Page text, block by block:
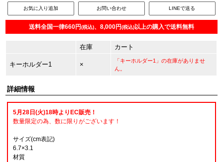
お気に入り追加 お問い合わせ LINEで送る
送料全国一律660円(税込)、8,000円(税込)以上の購入で送料無料
在庫 カート
キーホルダー1 ×
「キーホルダー1」の在庫がありませ
ん。
詳細情報
5月28日(火)18時よりEC販売！
数量限定の為、数に限りがございます！
サイズ(cm表記)
6.7×3.1
材質